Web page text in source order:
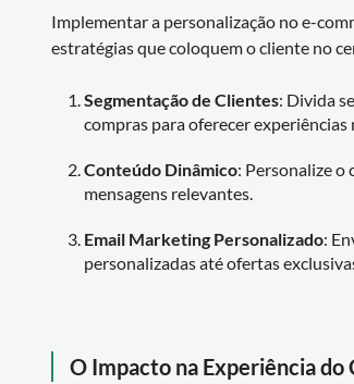
Implementar a personalização no e-
estratégias que coloquem o cliente no
Segmentação de Clientes: Divida
compras para oferecer experiências
Conteúdo Dinâmico: Personalize
mensagens relevantes.
Email Marketing Personalizado:
personalizadas até ofertas
O Impacto na Experiência do